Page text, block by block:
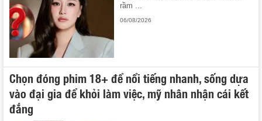
rầm ...
06/08/2026
Chọn đóng phim 18+ để nổi tiếng nhanh, sống dựa
vào đại gia để khỏi làm việc, mỹ nhân nhận cái kết
đắng